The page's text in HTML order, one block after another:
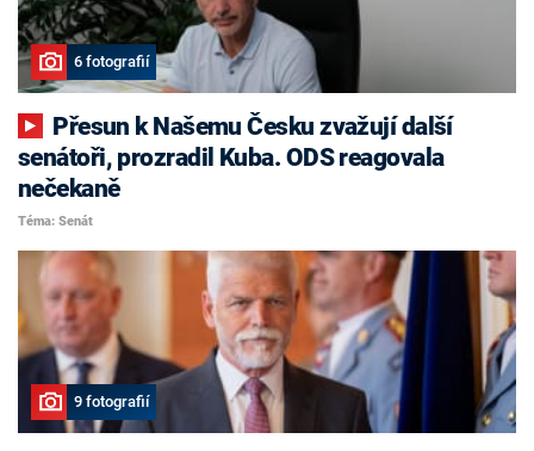
6 fotografií
senátoři, prozradil Kuba. ODS reagovala
nečekaně
Téma: Senát
9 fotografií